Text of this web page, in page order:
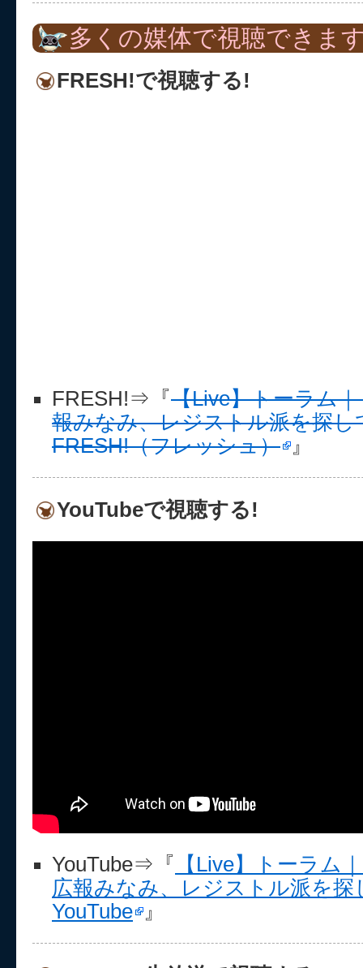
多くの媒体で視聴できま
FRESH!で視聴する!
FRESH!⇒『【Live】トーラム
報みなみ、レジストル派を探し
FRESH!（フレッシュ）
』
YouTubeで視聴する!
YouTube⇒『
【Live】トーラム
広報みなみ、レジストル派を探
YouTube
』